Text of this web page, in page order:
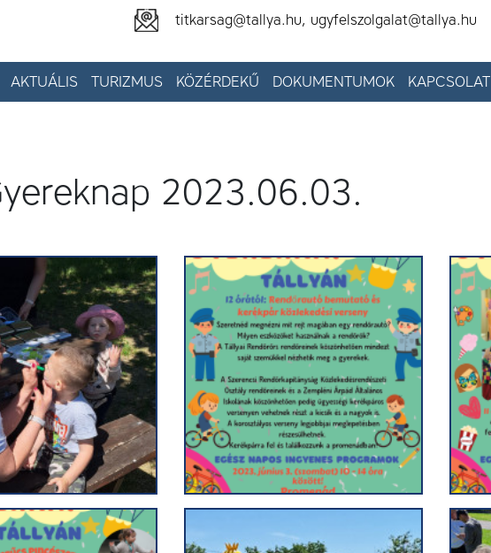
titkarsag@tallya.hu, ugyfelszolgalat@tallya.hu
AKTUÁLIS TURIZMUS KÖZÉRDEKŰ DOKUMENTUMOK KAPCSOLAT
2023.06.03.